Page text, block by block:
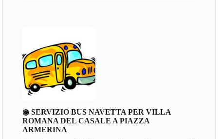
◉ SERVIZIO BUS NAVETTA PER VILLA
ROMANA DEL CASALE A PIAZZA
ARMERINA